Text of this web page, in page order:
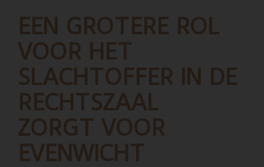
EEN GROTERE ROL
VOOR HET
SLACHTOFFER IN DE
RECHTSZAAL
ZORGT VOOR
EVENWICHT